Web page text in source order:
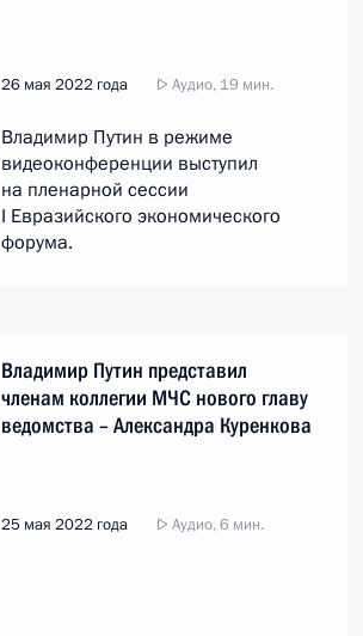
26 мая 2022 года Аудио, 19 мин.
Владимир Путин в режиме
видеоконференции выступил
на пленарной сессии
I Евразийского экономического
форума.
Владимир Путин представил
членам коллегии МЧС нового главу
ведомства – Александра Куренкова
25 мая 2022 года Аудио, 6 мин.